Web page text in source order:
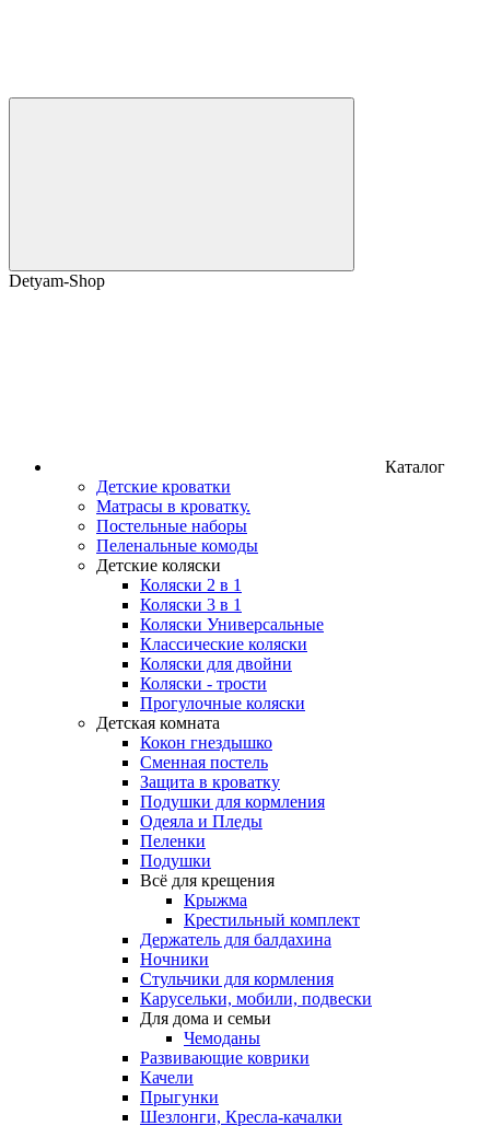
Detyam-Shop
Каталог
Детские кроватки
Матрасы в кроватку.
Постельные наборы
Пеленальные комоды
Детские коляски
Коляски 2 в 1
Коляски 3 в 1
Коляски Универсальные
Классические коляски
Коляски для двойни
Коляски - трости
Прогулочные коляски
Детская комната
Кокон гнездышко
Сменная постель
Защита в кроватку
Подушки для кормления
Одеяла и Пледы
Пеленки
Подушки
Всё для крещения
Крыжма
Крестильный комплект
Держатель для балдахина
Ночники
Стульчики для кормления
Карусельки, мобили, подвески
Для дома и семьи
Чемоданы
Развивающие коврики
Качели
Прыгунки
Шезлонги, Кресла-качалки